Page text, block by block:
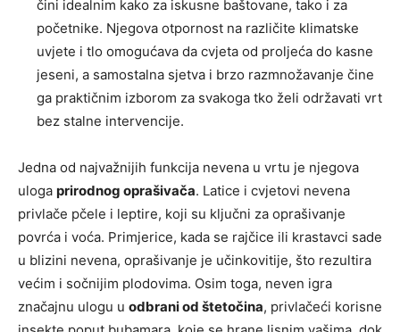
čini idealnim kako za iskusne baštovane, tako i za
početnike. Njegova otpornost na različite klimatske
uvjete i tlo omogućava da cvjeta od proljeća do kasne
jeseni, a samostalna sjetva i brzo razmnožavanje čine
ga praktičnim izborom za svakoga tko želi održavati vrt
bez stalne intervencije.
Jedna od najvažnijih funkcija nevena u vrtu je njegova
uloga prirodnog oprašivača. Latice i cvjetovi nevena
privlače pčele i leptire, koji su ključni za oprašivanje
povrća i voća. Primjerice, kada se rajčice ili krastavci sade
u blizini nevena, oprašivanje je učinkovitije, što rezultira
većim i sočnijim plodovima. Osim toga, neven igra
značajnu ulogu u odbrani od štetočina, privlačeći korisne